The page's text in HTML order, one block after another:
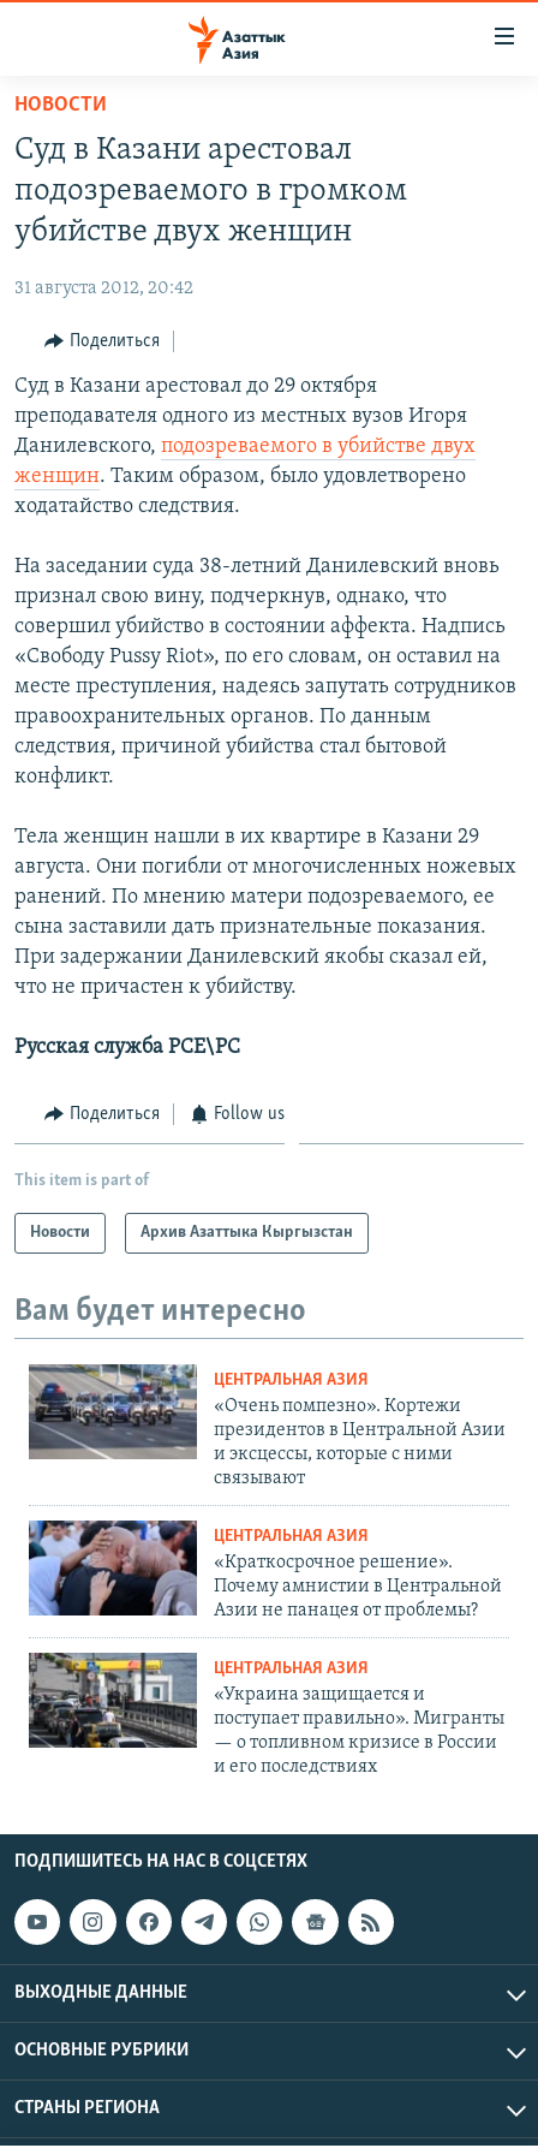
Вернуться
основному
содержанию
Вернутся
главной
навигации
Вернутся
поиску
КЫРГЫЗСТАН
ТАДЖИКИСТАН
НОВОСТИ
ВОЙНА В УКРАИНЕ
ҚАЗАҚША
КЫРГЫЗЧА
ЎЗБЕКЧА
ТОҶИКӢ
TÜRKMENÇE
НОВОСТИ
Суд в Казани арестовал
подозреваемого в громком
убийстве двух женщин
31 августа 2012, 20:42
Поделиться
Суд в Казани арестовал до 29 октября
преподавателя одного из местных вузов Игоря
Данилевского, подозреваемого в убийстве двух
женщин. Таким образом, было удовлетворено
ходатайство следствия.
На заседании суда 38-летний Данилевский вновь
признал свою вину, подчеркнув, однако, что
совершил убийство в состоянии аффекта. Надпись
«Свободу Pussy Riot», по его словам, он оставил на
месте преступления, надеясь запутать сотрудников
правоохранительных органов. По данным
следствия, причиной убийства стал бытовой
конфликт.
Тела женщин нашли в их квартире в Казани 29
августа. Они погибли от многочисленных ножевых
ранений. По мнению матери подозреваемого, ее
сына заставили дать признательные показания.
При задержании Данилевский якобы сказал ей,
что не причастен к убийству.
Русская служба РСЕ\РС
Поделиться Follow us
This item is part of
Новости Архив Азаттыка Кыргызстан
Вам будет интересно
ЦЕНТРАЛЬНАЯ АЗИЯ
«Очень помпезно». Кортежи
президентов в Центральной Азии
и эксцессы, которые с ними
связывают
ЦЕНТРАЛЬНАЯ АЗИЯ
«Краткосрочное решение».
Почему амнистии в Центральной
Азии не панацея от проблемы?
ЦЕНТРАЛЬНАЯ АЗИЯ
«Украина защищается и
поступает правильно». Мигранты
— о топливном кризисе в России
и его последствиях
ПОДПИШИТЕСЬ НА НАС В СОЦСЕТЯХ
ВЫХОДНЫЕ ДАННЫЕ
ОСНОВНЫЕ РУБРИКИ
СТРАНЫ РЕГИОНА